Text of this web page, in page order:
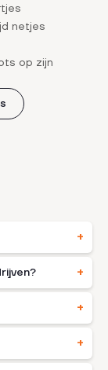
netjes
op zijn